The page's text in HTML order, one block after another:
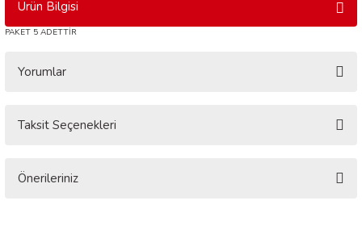
Ürün Bilgisi
PAKET 5 ADETTİR
Yorumlar
Bu ürüne ilk yorumu siz yapın!
Taksit Seçenekleri
Önerileriniz